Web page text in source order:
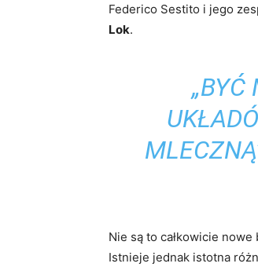
Federico Sestito i jego
Lok.
„BYĆ
Nie są to całkowicie
Istnieje jednak istotna